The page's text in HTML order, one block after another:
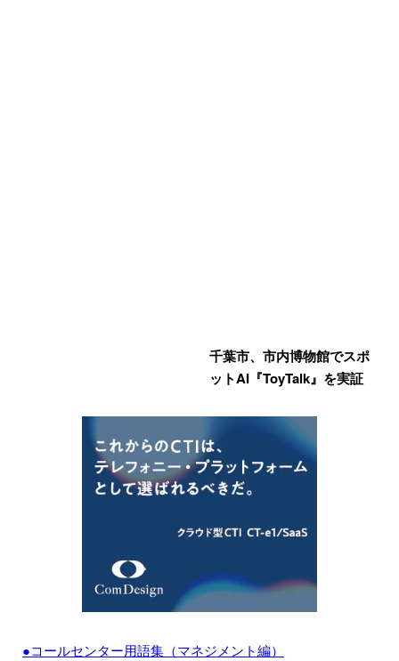
千葉市、市内博物館でスポ
ットAI『ToyTalk』を実証
●コールセンター用語集（マネジメント編）